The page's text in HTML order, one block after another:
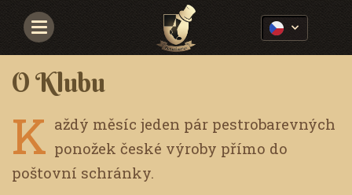
Navigace
O Klubu
K aždý měsíc jeden pár pestrobarevných
ponožek české výroby přímo do
poštovní schránky.